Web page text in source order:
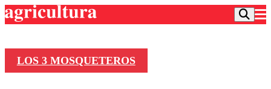
LOS 3 MOSQUETEROS